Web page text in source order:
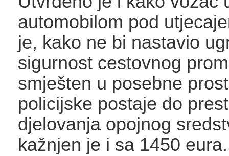
automobilom pod
je, kako ne bi nastavio
sigurnost cestovnog
smješten u posebne
policijske postaje do
djelovanja opojnog
kažnjen je i sa 1450